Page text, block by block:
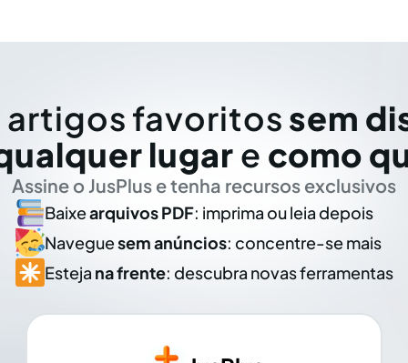
artigos favoritos sem
lugar e como
Assine o JusPlus e tenha recursos exclusivos
Baixearquivos PDF: imprima ou leia depois
Naveguesem anúncios: concentre-se mais
Esteja na frente: descubra novas ferramentas